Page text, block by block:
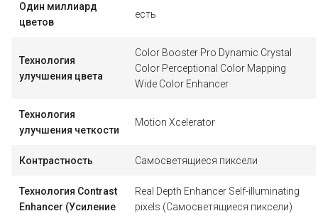
Один миллиард
цветов
есть
Технология
улучшения цвета
Color Booster Pro Dynamic Crystal
Color Perceptional Color Mapping
Wide Color Enhancer
Технология
улучшения четкости
Motion Xcelerator
Контрастность Самосветящиеся пиксели
Технология Contrast
Enhancer (Усиление
Real Depth Enhancer Self-illuminating
pixels (Самосветящиеся пиксели)